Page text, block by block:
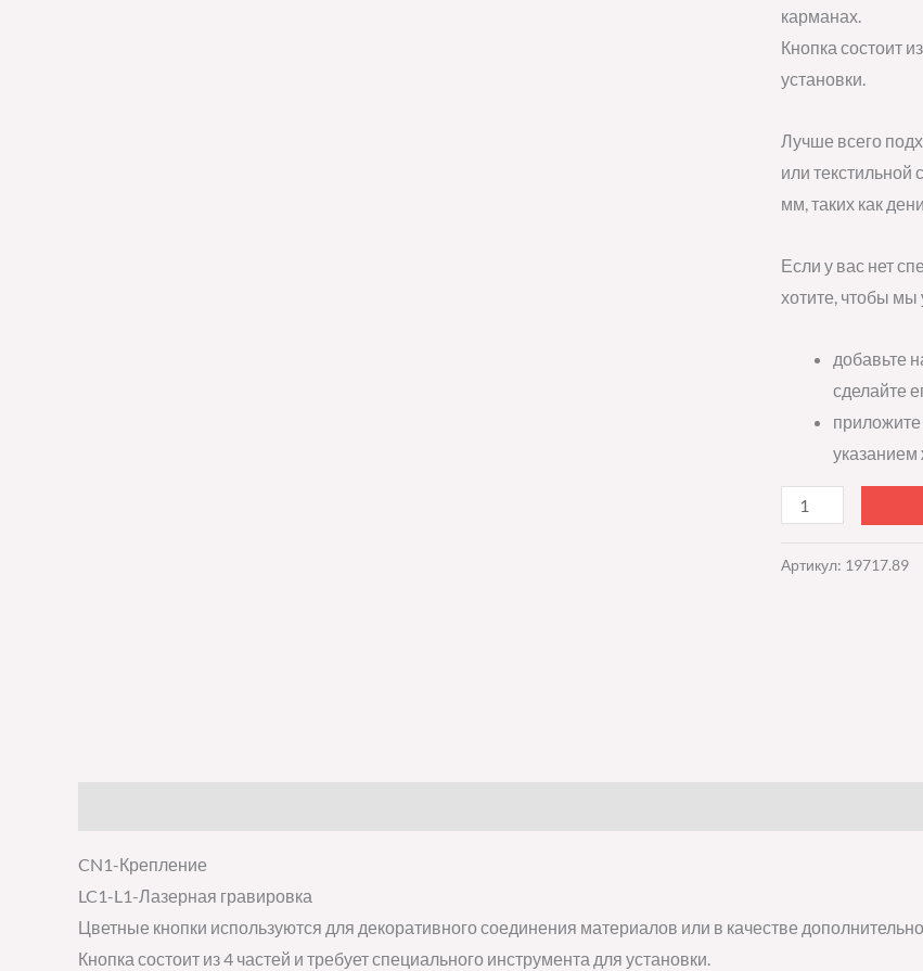
карманах.
Кнопка состоит
установки.
Лучше всего
или
мм, таких как
Если у вас нет
хотите, чтобы мы
добавьте
сделайте
приложите
указанием
Артикул: 19717.89
CN1-Крепление
LC1-L1-Лазерная гравировка
Цветные кнопки используются для декоративного соединения материалов или в качестве
Кнопка состоит из 4 частей и требует специального инструмента для установки.